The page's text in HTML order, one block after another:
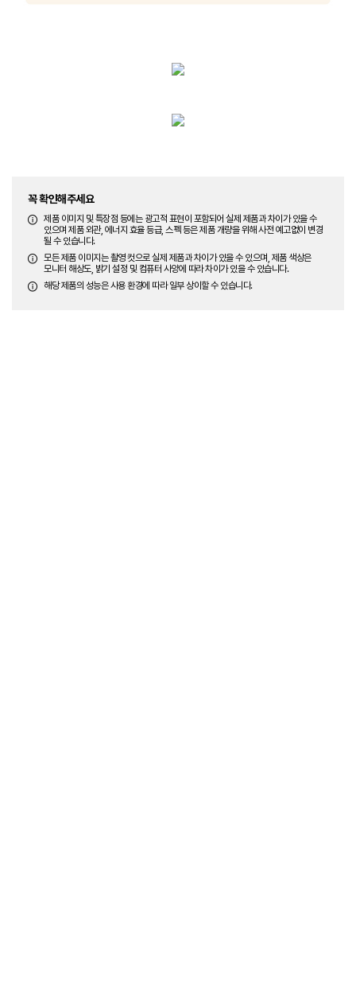
꼭 확인해주세요
제품 이미지 및 특장점 등에는 광고적 표현이 포함되어 실제 제품과 차이가 있을 수
있으며 제품 외관, 에너지 효율 등급, 스펙 등은 제품 개량을 위해 사전 예고없이 변경
될 수 있습니다.
모든 제품 이미지는 촬영 컷으로 실제 제품과 차이가 있을 수 있으며, 제품 색상은
모니터 해상도, 밝기 설정 및 컴퓨터 사양에 따라 차이가 있을 수 있습니다.
해당 제품의 성능은 사용 환경에 따라 일부 상이할 수 있습니다.